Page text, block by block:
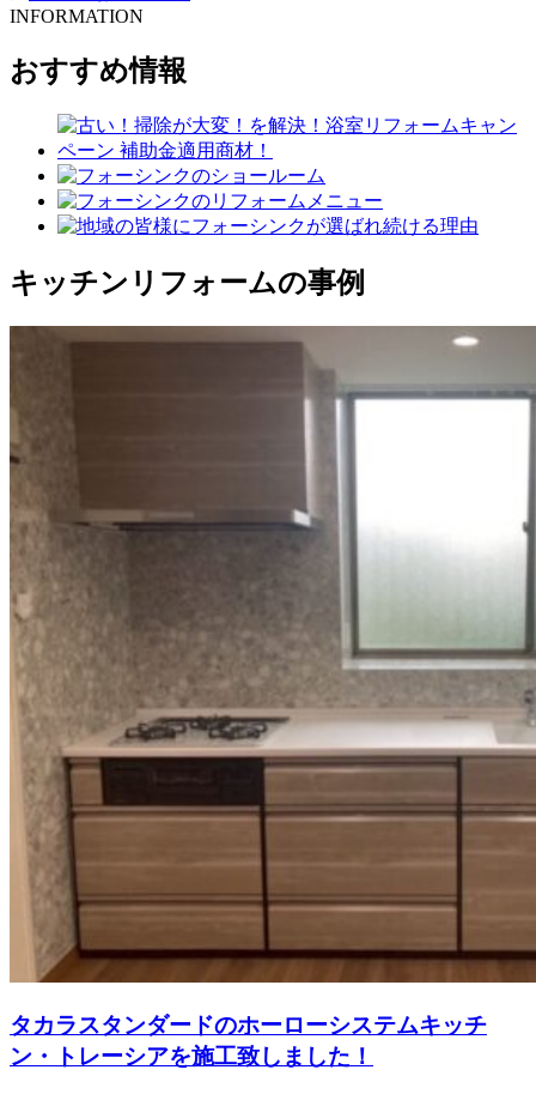
INFORMATION
おすすめ情報
キッチンリフォームの事例
タカラスタンダードのホーローシステムキッチ
ン・トレーシアを施工致しました！